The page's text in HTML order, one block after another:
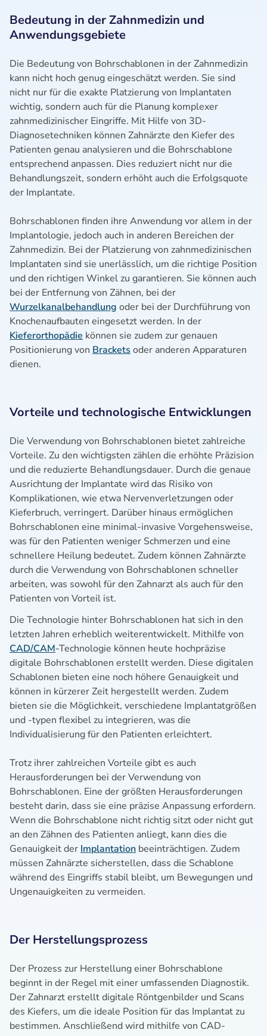
Bedeutung in der Zahnmedizin und
Anwendungsgebiete
Die Bedeutung von Bohrschablonen in der Zahnmedizin
kann nicht hoch genug eingeschätzt werden. Sie sind
nicht nur für die exakte Platzierung von Implantaten
wichtig, sondern auch für die Planung komplexer
zahnmedizinischer Eingriffe. Mit Hilfe von 3D-
Diagnosetechniken können Zahnärzte den Kiefer des
Patienten genau analysieren und die Bohrschablone
entsprechend anpassen. Dies reduziert nicht nur die
Behandlungszeit, sondern erhöht auch die Erfolgsquote
der Implantate.
Bohrschablonen finden ihre Anwendung vor allem in der
Implantologie, jedoch auch in anderen Bereichen der
Zahnmedizin. Bei der Platzierung von zahnmedizinischen
Implantaten sind sie unerlässlich, um die richtige Position
und den richtigen Winkel zu garantieren. Sie können auch
bei der Entfernung von Zähnen, bei der
Wurzelkanalbehandlung oder bei der Durchführung von
Knochenaufbauten eingesetzt werden. In der
Kieferorthopädie können sie zudem zur genauen
Positionierung von Brackets oder anderen Apparaturen
dienen.
Vorteile und technologische Entwicklungen
Die Verwendung von Bohrschablonen bietet zahlreiche
Vorteile. Zu den wichtigsten zählen die erhöhte Präzision
und die reduzierte Behandlungsdauer. Durch die genaue
Ausrichtung der Implantate wird das Risiko von
Komplikationen, wie etwa Nervenverletzungen oder
Kieferbruch, verringert. Darüber hinaus ermöglichen
Bohrschablonen eine minimal-invasive Vorgehensweise,
was für den Patienten weniger Schmerzen und eine
schnellere Heilung bedeutet. Zudem können Zahnärzte
durch die Verwendung von Bohrschablonen schneller
arbeiten, was sowohl für den Zahnarzt als auch für den
Patienten von Vorteil ist.
Die Technologie hinter Bohrschablonen hat sich in den
letzten Jahren erheblich weiterentwickelt. Mithilfe von
CAD/CAM-Technologie können heute hochpräzise
digitale Bohrschablonen erstellt werden. Diese digitalen
Schablonen bieten eine noch höhere Genauigkeit und
können in kürzerer Zeit hergestellt werden. Zudem
bieten sie die Möglichkeit, verschiedene Implantatgrößen
und -typen flexibel zu integrieren, was die
Individualisierung für den Patienten erleichtert.
Trotz ihrer zahlreichen Vorteile gibt es auch
Herausforderungen bei der Verwendung von
Bohrschablonen. Eine der größten Herausforderungen
besteht darin, dass sie eine präzise Anpassung erfordern.
Wenn die Bohrschablone nicht richtig sitzt oder nicht gut
an den Zähnen des Patienten anliegt, kann dies die
Genauigkeit der Implantation beeinträchtigen. Zudem
müssen Zahnärzte sicherstellen, dass die Schablone
während des Eingriffs stabil bleibt, um Bewegungen und
Ungenauigkeiten zu vermeiden.
Der Herstellungsprozess
Der Prozess zur Herstellung einer Bohrschablone
beginnt in der Regel mit einer umfassenden Diagnostik.
Der Zahnarzt erstellt digitale Röntgenbilder und Scans
des Kiefers, um die ideale Position für das Implantat zu
bestimmen. Anschließend wird mithilfe von CAD-